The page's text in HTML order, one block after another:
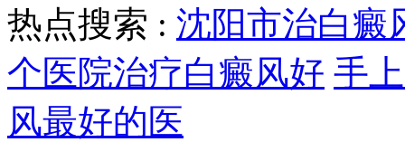
热点搜索 : 沈阳市治白癜
个医院治疗白癜风好 手
风最好的医